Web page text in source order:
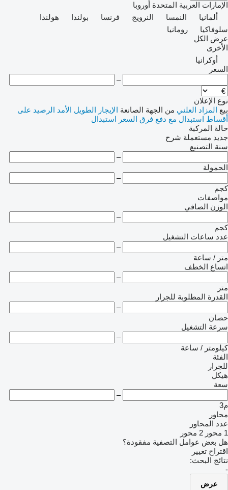
الإمارات العربية المتحدة أوروبا
ألمانيا
النمسا النرويج فرنسا بولندا
هولندا
سلوفاكيا
رومانيا
عرض الكل
الأخرى
أوكرانيا
السعر
–
نوع الإعلان
بيع المزاد العلني من الجهة الصانعة الإيجار الطويل الأمد الرصيد على
أقساط استبدال مع دفع فرق السعر استبدال
حالة المركبة
جديد مستعملة شرح
سنة التصنيع
–
الحمولة
–
كجم
مواصفات
الوزن الصافي
–
كجم
عدد ساعات التشغيل
–
متر / ساعة
اتساع الخطف
–
متر
القدرة المطلوبة للجرار
–
حصان
سرعة التشغيل
–
كيلومتر / ساعة
الفئة
للجرار
هيكل
سعة
–
م3
محاور
عدد المحاور
1 محور
2 محور
هل بعض عوامل التصفية مفقودة؟
اقتراح تغيير
نتائج البحث:
-
عرض